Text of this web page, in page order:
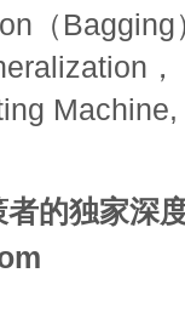
（
的独家深